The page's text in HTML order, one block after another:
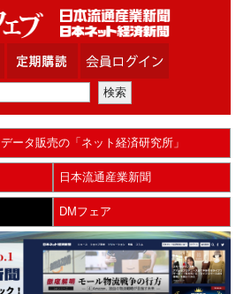
データ販売の「ネット経済研究所」
日本流通産業新聞
DMフェア